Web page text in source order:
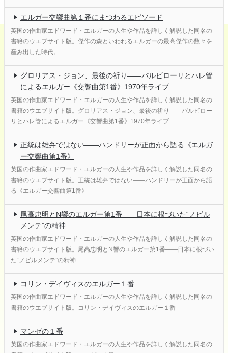
エルガー交響曲第１番にまつわるエピソード
英国の作曲家エドワード・エルガーの人生や作品を詳しく解説した同名の
書籍のウエブサイト版。傑作の森といわれるエルガーの最高傑作の数々を
産み出した時代。
グロリアス・ジョン、最後の祈り――バルビローリとハレ管
によるエルガー《交響曲第1番》1970年ライブ
英国の作曲家エドワード・エルガーの人生や作品を詳しく解説した同名の
書籍のウエブサイト版。グロリアス・ジョン、最後の祈り――バルビロー
リとハレ管によるエルガー《交響曲第1番》1970年ライブ
正統は雄弁ではない――ハンドリーが正面から語る《エルガ
ー交響曲第1番》
英国の作曲家エドワード・エルガーの人生や作品を詳しく解説した同名の
書籍のウエブサイト版。正統は雄弁ではない――ハンドリーが正面から語
る《エルガー交響曲第1番》
尾高忠明とN響のエルガー第1番――日本に根づいた“ノビル
メンテ”の精神
英国の作曲家エドワード・エルガーの人生や作品を詳しく解説した同名の
書籍のウエブサイト版。尾高忠明とN響のエルガー第1番――日本に根づい
た“ノビルメンテ”の精神
コリン・デイヴィスのエルガー１番
英国の作曲家エドワード・エルガーの人生や作品を詳しく解説した同名の
書籍のウエブサイト版。コリン・デイヴィスのエルガー１番
マンゼの１番
英国の作曲家エドワード・エルガーの人生や作品を詳しく解説した同名の